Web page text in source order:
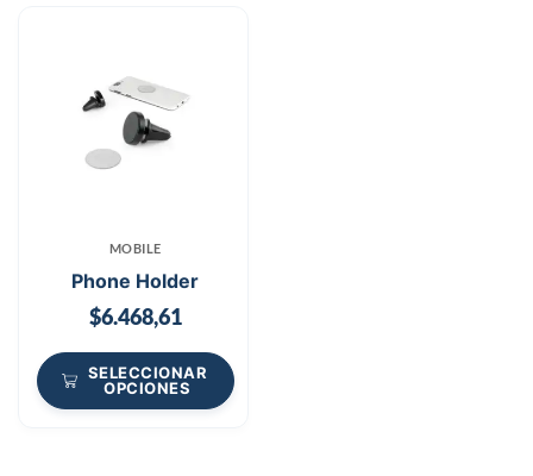
MOBILE
Phone Holder
$6.468,61
SELECCIONAR
OPCIONES